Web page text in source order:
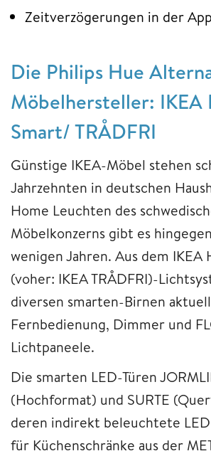
Zeitverzögerungen in der App
Die Philips Hue
Möbelhersteller: IKEA
Smart/ TRÅDFRI
Günstige IKEA-Möbel stehen
Jahrzehnten in deutschen
Home Leuchten des
Möbelkonzerns gibt es
wenigen Jahren. Aus dem IKEA
(voher: IKEA TRÅDFRI)-
diversen smarten-Birnen
Fernbedienung, Dimmer und
Lichtpaneele.
Die smarten LED-Türen
(Hochformat) und SURTE
deren indirekt beleuchtete
für Küchenschränke aus der